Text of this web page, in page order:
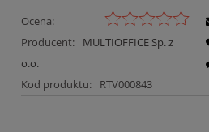
Ocena:
Producent:
MULTIOFFICE Sp. z
o.o.
Kod produktu:
RTV000843